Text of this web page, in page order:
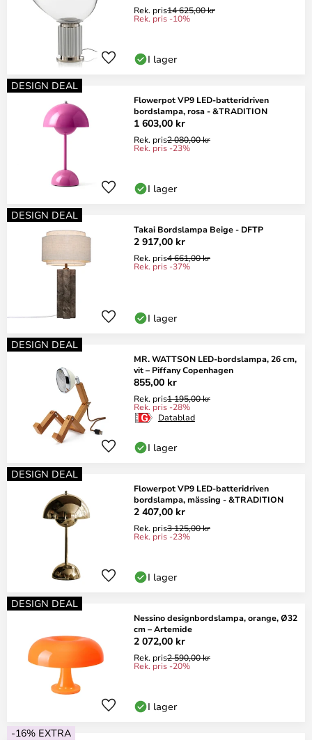
Rek. pris14 625,00 kr
Rek. pris -10%
I lager
DESIGN DEAL
Flowerpot VP9 LED-batteridriven
bordslampa, rosa - &TRADITION
1 603,00 kr
Rek. pris2 080,00 kr
Rek. pris -23%
I lager
DESIGN DEAL
Takai Bordslampa Beige - DFTP
2 917,00 kr
Rek. pris4 661,00 kr
Rek. pris -37%
I lager
DESIGN DEAL
MR. WATTSON LED-bordslampa, 26 cm,
vit – Piffany Copenhagen
855,00 kr
Rek. pris1 195,00 kr
Rek. pris -28%
Datablad
I lager
DESIGN DEAL
Flowerpot VP9 LED-batteridriven
bordslampa, mässing - &TRADITION
2 407,00 kr
Rek. pris3 125,00 kr
Rek. pris -23%
I lager
DESIGN DEAL
Nessino designbordslampa, orange, Ø32
cm – Artemide
2 072,00 kr
Rek. pris2 590,00 kr
Rek. pris -20%
I lager
-16% EXTRA